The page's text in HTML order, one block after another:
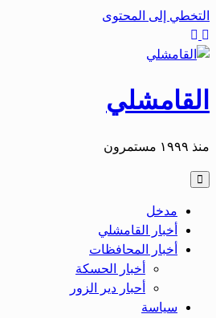
التخطي إلى المحتوى
القامشلي
منذ ١٩٩٩ مستمرون
مدخل
أخبار القامشلي
أخبار المحافظات
أخبار الحسكة
أحبار دير الزور
سياسة